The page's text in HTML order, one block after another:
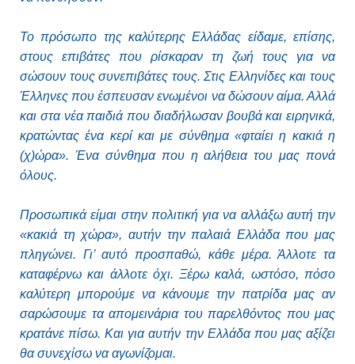
Το πρόσωπο της καλύτερης Ελλάδας είδαμε, επίσης,
στους επιβάτες που ρίσκαραν τη ζωή τους για να
σώσουν τους συνεπιβάτες τους. Στις Ελληνίδες και τους
Έλληνες που έσπευσαν ενωμένοι να δώσουν αίμα. Αλλά
και στα νέα παιδιά που διαδήλωσαν βουβά και ειρηνικά,
κρατώντας ένα κερί και με σύνθημα «φταίει η κακιά η
(χ)ώρα». Ένα σύνθημα που η αλήθεια του μας πονά
όλους.
Προσωπικά είμαι στην πολιτική για να αλλάξω αυτή την
«κακιά τη χώρα», αυτήν την παλαιά Ελλάδα που μας
πληγώνει. Γι’ αυτό προσπαθώ, κάθε μέρα. Άλλοτε τα
καταφέρνω και άλλοτε όχι. Ξέρω καλά, ωστόσο, πόσο
καλύτερη μπορούμε να κάνουμε την πατρίδα μας αν
σαρώσουμε τα απομεινάρια του παρελθόντος που μας
κρατάνε πίσω. Και για αυτήν την Ελλάδα που μας αξίζει
θα συνεχίσω να αγωνίζομαι.